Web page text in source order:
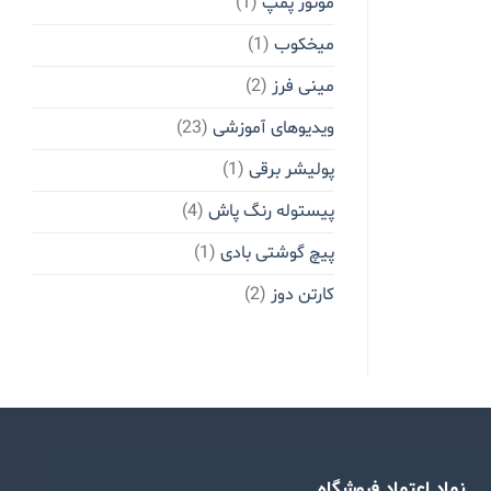
میخکوب (1)
مینی فرز (2)
ویدیوهای آموزشی (23)
پولیشر برقی (1)
پیستوله رنگ پاش (4)
پیچ گوشتی بادی (1)
کارتن دوز (2)